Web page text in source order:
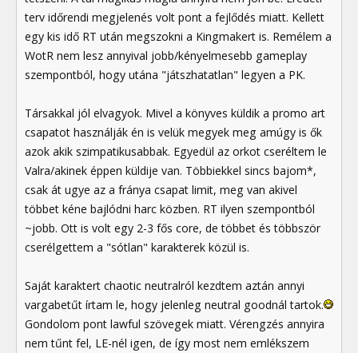
terv időrendi megjelenés volt pont a fejlődés miatt. Kellett
egy kis idő RT után megszokni a Kingmakert is. Remélem a
WotR nem lesz annyival jobb/kényelmesebb gameplay
szempontból, hogy utána "játszhatatlan" legyen a PK.
Társakkal jól elvagyok. Mivel a könyves küldik a promo art
csapatot használják én is velük megyek meg amúgy is ők
azok akik szimpatikusabbak. Egyedül az orkot cseréltem le
Valra/akinek éppen küldije van. Többiekkel sincs bajom*,
csak át ugye az a fránya csapat limit, meg van akivel
többet kéne bajlódni harc közben. RT ilyen szempontból
~jobb. Ott is volt egy 2-3 fős core, de többet és többször
cserélgettem a "sótlan" karakterek közül is.
Saját karaktert chaotic neutralról kezdtem aztán annyi
vargabetűt írtam le, hogy jelenleg neutral goodnál tartok.
Gondolom pont lawful szövegek miatt. Vérengzés annyira
nem tűnt fel, LE-nél igen, de így most nem emlékszem